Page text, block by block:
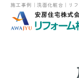
施工事例｜洗面化粧台｜リ